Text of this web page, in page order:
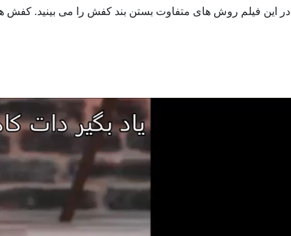
در این فیلم روش های متفاوت بستن بند کفش را می بینید. کفش